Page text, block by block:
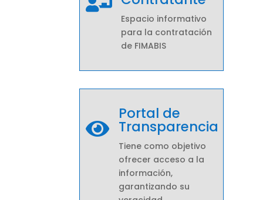
Espacio informativo
para la contratación
de FIMABIS

Portal de
Transparencia
Tiene como objetivo
ofrecer acceso a la
información,
garantizando su